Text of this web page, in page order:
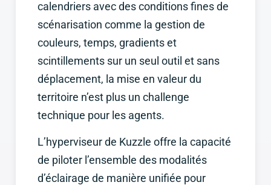
calendriers avec des conditions fines de
scénarisation comme la gestion de
couleurs, temps, gradients et
scintillements sur un seul outil et sans
déplacement, la mise en valeur du
territoire n’est plus un challenge
technique pour les agents.
L’hyperviseur de Kuzzle offre la capacité
de piloter l’ensemble des modalités
d’éclairage de manière unifiée pour